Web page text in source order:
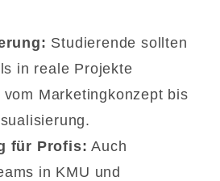
Studierende sollten
in reale Projekte
Marketingkonzept bis
für Profis: Auch
in KMU und